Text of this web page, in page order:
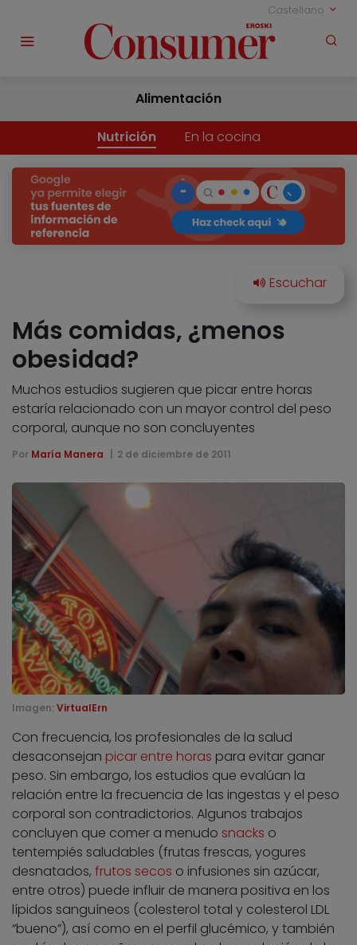
Castellano
Alimentación
Nutrición En la cocina
Más comidas, ¿menos
obesidad?
Muchos estudios sugieren que picar entre horas
estaría relacionado con un mayor control del peso
corporal, aunque no son concluyentes
Por María Manera 2 de diciembre de 2011
Imagen: VirtualErn
Con frecuencia, los profesionales de la salud
desaconsejan picar entre horas para evitar ganar
peso. Sin embargo, los estudios que evalúan la
relación entre la frecuencia de las ingestas y el peso
corporal son contradictorios. Algunos trabajos
concluyen que comer a menudo snacks o
tentempiés saludables (frutas frescas, yogures
desnatados, frutos secos o infusiones sin azúcar,
entre otros) puede influir de manera positiva en los
lípidos sanguíneos (colesterol total y colesterol LDL
“bueno”), así como en el perfil glucémico, y también